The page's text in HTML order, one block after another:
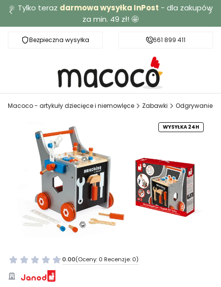
🔆 Tylko teraz darmowa wysyłka InPost - dla zakupów
za min. 49 zł! 🤩
Bezpieczna wysyłka Darmowa dostawa od 49 zł
661 899 411
Macoco - artykuły dziecięce i niemowlęce Zabawki Odgrywanie ról
WYSYŁKA 24H
0.00(Oceny: 0 Recenzje: 0)